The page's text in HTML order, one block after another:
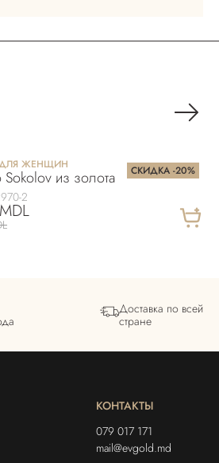
СКИДКА -20%
ЖЕНЩИН
из золота
2
Доставка по всей
стране
КОНТАКТЫ
079 017 171
mail@evgold.md